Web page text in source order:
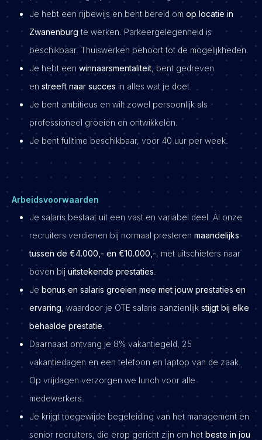
Je hebt een rijbewijs en bent bereid om op locatie in
Zwanenburgte werken. Parkeergelegenheid is
beschikbaar. Thuiswerken behoort tot de mogelijkheden.
Je hebt een winnaarsmentaliteit, bent gedreven
en streeft naar succes in alles wat je doet.
Je bent ambitieus en wilt zowel persoonlijk als
professioneel groeien en ontwikkelen.
Je bent fulltime beschikbaar, voor 40 uur per week.
Arbeidsvoorwaarden
Je salaris bestaat uit een vast en variabel deel. Al onze
recruiters verdienen bij normaal presteren maandelijks
tussen de €4.000,- en €10.000,-, met uitschieters naar
boven bij uitstekende prestaties
Je bonus en salaris groeien mee met jouw prestaties en
ervaring, waardoor je OTE salaris aanzienlijk stijgt bij elke
behaalde prestatie
Daarnaast ontvang je 8% vakantiegeld, 25
vakantiedagen en een telefoon en laptop van de zaak.
Op vrijdagen verzorgen we lunch voor alle
medewerkers.
Je krijgt toegewijde begeleiding van het management en
senior recruiters, die erop gericht zijn om het beste in jou